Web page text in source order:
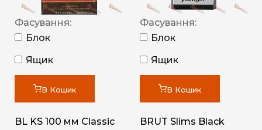
Фасування:
Блок
Ящик
В Кошик
BL KS 100 мм Classic
Фасування:
Блок
Ящик
В Кошик
BRUT Slims Black